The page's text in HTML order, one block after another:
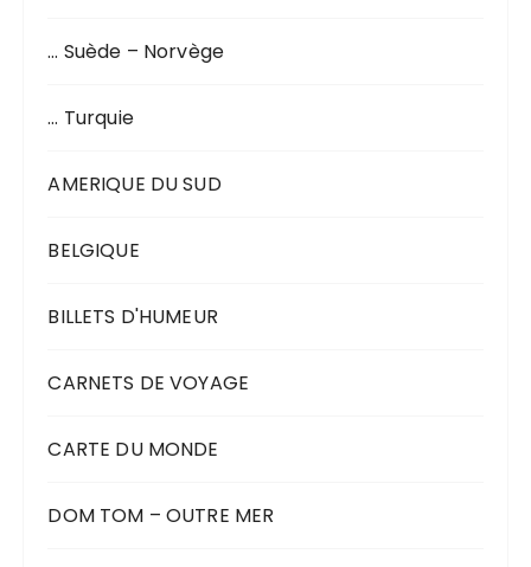
… Suède – Norvège
… Turquie
AMERIQUE DU SUD
BELGIQUE
BILLETS D'HUMEUR
CARNETS DE VOYAGE
CARTE DU MONDE
DOM TOM – OUTRE MER